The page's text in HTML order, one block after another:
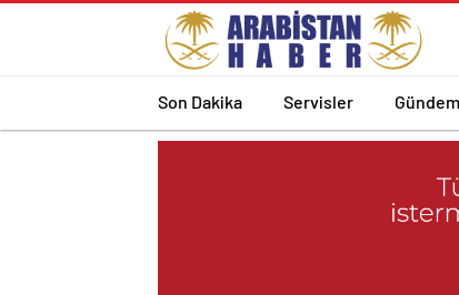
Son Dakika Servisler Gündem